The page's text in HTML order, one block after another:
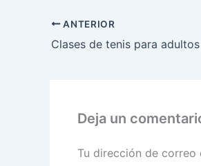
ANTERIOR
Deja un
Tu dirección de